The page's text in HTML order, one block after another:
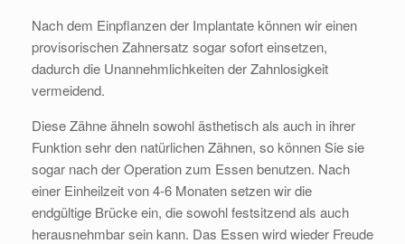
Nach dem Einpflanzen der Implantate können wir einen
provisorischen Zahnersatz sogar sofort einsetzen,
dadurch die Unannehmlichkeiten der Zahnlosigkeit
vermeidend.
Diese Zähne ähneln sowohl ästhetisch als auch in ihrer
Funktion sehr den natürlichen Zähnen, so können Sie sie
sogar nach der Operation zum Essen benutzen. Nach
einer Einheilzeit von 4-6 Monaten setzen wir die
endgültige Brücke ein, die sowohl festsitzend als auch
herausnehmbar sein kann. Das Essen wird wieder Freude